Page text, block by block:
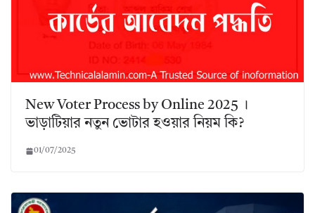
New Voter Process by Online 2025 ।
ভাড়াটিয়ার নতুন ভােটার হওয়ার নিয়ম কি?
01/07/2025